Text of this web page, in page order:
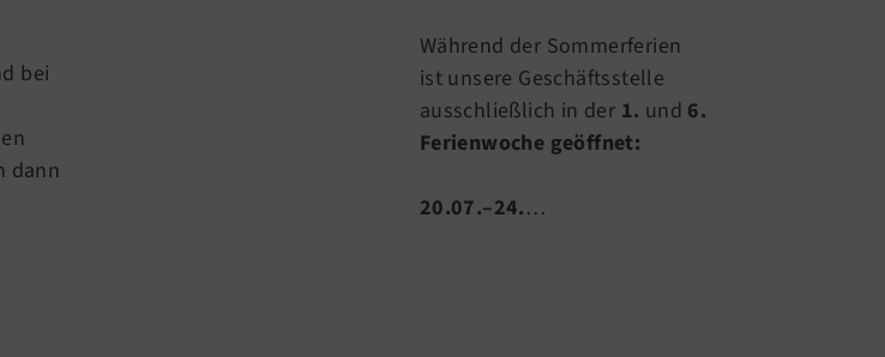
bei
dann
Während der Sommerferien
ist unsere Geschäftsstelle
ausschließlich in der 1. und 6.
Ferienwoche geöffnet:
20.07.–24.…